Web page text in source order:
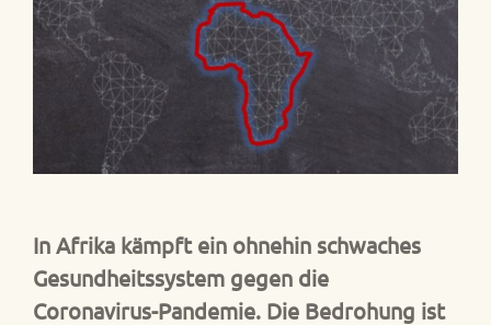
Bild
In Afrika kämpft ein ohnehin schwaches
Gesundheitssystem gegen die
Coronavirus-Pandemie. Die Bedrohung ist